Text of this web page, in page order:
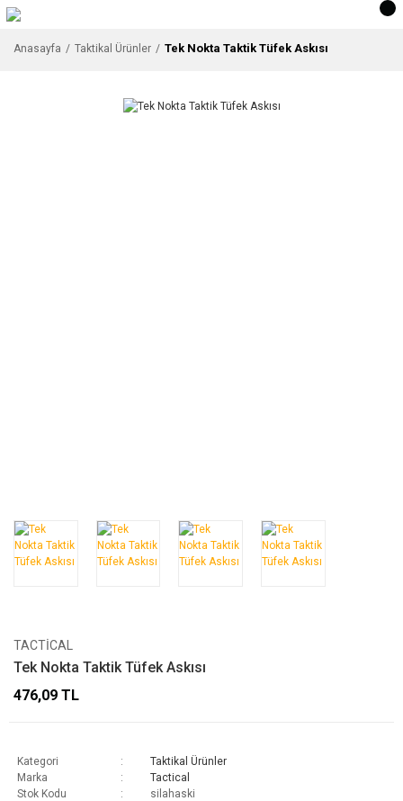
Anasayfa Taktikal Ürünler Tek Nokta Taktik Tüfek Askısı
TACTICAL
Tek Nokta Taktik Tüfek Askısı
476,09 TL
Kategori
Taktikal Ürünler
Marka
Tactical
Stok Kodu
silahaski